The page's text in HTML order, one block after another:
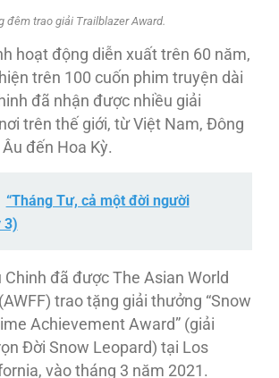
đêm trao giải Trailblazer Award.
hoạt động diễn xuất trên 60 năm,
trên 100 cuốn phim truyện dài
đã nhận được nhiều giải
trên thế giới, từ Việt Nam, Đông
đến Hoa Kỳ.
“Tháng Tư, cả một đời người
3)
Chinh đã được The Asian World
trao tặng giải thưởng “Snow
Achievement Award” (giải
Đời Snow Leopard) tại Los
vào tháng 3 năm 2021.